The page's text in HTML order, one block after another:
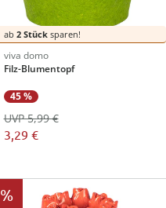
ab 2 Stücksparen!
viva domo
Filz-Blumentopf
45 %
3,29 €
UVP 5,99 €
%